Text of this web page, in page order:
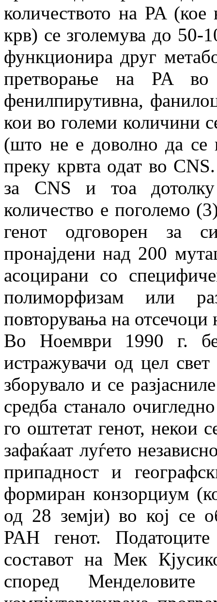
количеството на PA
крв) се зголемува до 50-
функционира друг
претворање на PA
фенилпирутивна,
кои во големи количини
(што не е доволно да се
преку крвта одат во
за CNS и тоа
количество е поголемо
генот одговорен за
пронајдени над 200
асоцирани со
полиморфизам или
повторувања на
Во Ноември 1990 г.
истражувачи од цел
зборувало и се
средба станало
го оштетат генот, некои
зафаќаат луѓето
припадност и
формиран конзорциум
од 28 земји) во кој се
PAH генот.
составот на Мек
според